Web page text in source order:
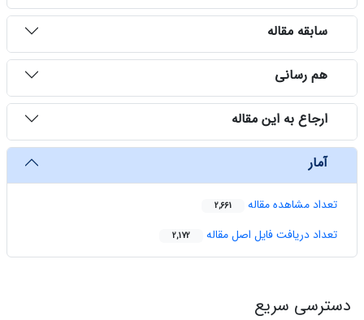
سابقه مقاله
هم رسانی
ارجاع به این مقاله
آمار
تعداد مشاهده مقاله 2,661
تعداد دریافت فایل اصل مقاله 2,172
دسترسی سریع